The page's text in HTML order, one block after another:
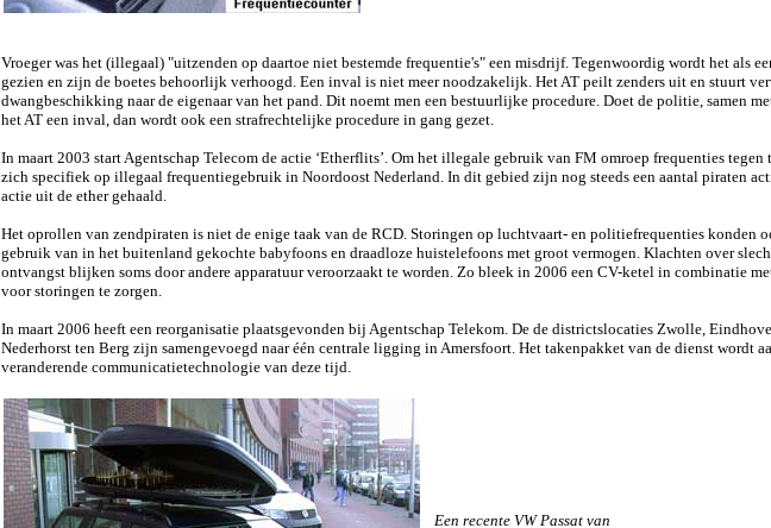
Vroeger was het (illegaal) "uitzenden op daartoe niet bestemde frequentie's" een misdrijf. Tegenwoordig wordt het als
gezien en zijn de boetes behoorlijk verhoogd. Een inval is niet meer noodzakelijk. Het AT peilt zenders uit en stuurt
dwangbeschikking naar de eigenaar van het pand. Dit noemt men een bestuurlijke procedure. Doet de politie, samen
het AT een inval, dan wordt ook een strafrechtelijke procedure in gang gezet.
In maart 2003 start Agentschap Telecom de actie ‘Etherflits’. Om het illegale gebruik van FM omroep frequenties tegen
zich specifiek op illegaal frequentiegebruik in Noordoost Nederland. In dit gebied zijn nog steeds een aantal piraten
actie uit de ether gehaald.
Het oprollen van zendpiraten is niet de enige taak van de RCD. Storingen op luchtvaart- en politiefrequenties konden
gebruik van in het buitenland gekochte babyfoons en draadloze huistelefoons met groot vermogen. Klachten over
ontvangst blijken soms door andere apparatuur veroorzaakt te worden. Zo bleek in 2006 een CV-ketel in combinatie
voor storingen te zorgen.
In maart 2006 heeft een reorganisatie plaatsgevonden bij Agentschap Telekom. De de districtslocaties Zwolle,
Nederhorst ten Berg zijn samengevoegd naar één centrale ligging in Amersfoort. Het takenpakket van de dienst wordt
veranderende communicatietechnologie van deze tijd.
Een recente VW Passat van